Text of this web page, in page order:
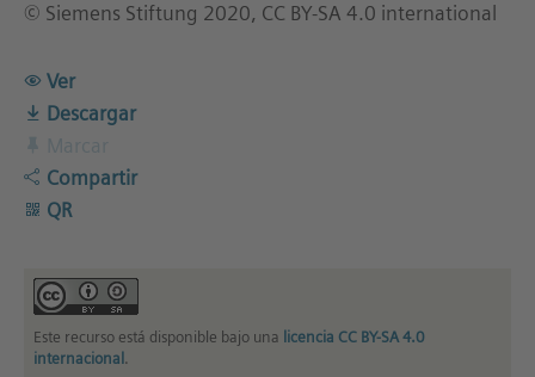
© Siemens Stiftung 2020, CC BY-SA 4.0 international
Ver
Descargar
Compartir
QR
Este recurso está disponible bajo una licencia CC BY-SA 4.0
internacional .